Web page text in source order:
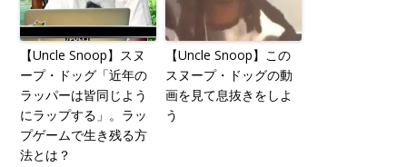
【Uncle Snoop】スヌ
ープ・ドッグ「近年の
ラッパーは皆同じよう
にラップする」。ラッ
プゲームで生き残る方
法とは？
【Uncle Snoop】この
スヌープ・ドッグの動
画を見て息抜きをしよ
う